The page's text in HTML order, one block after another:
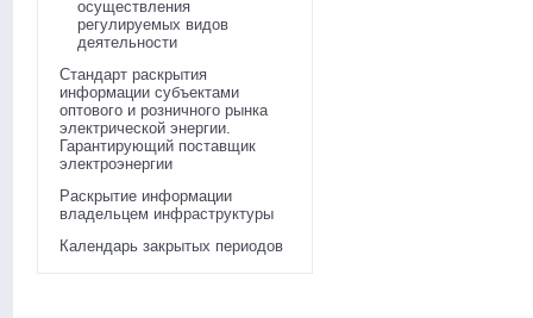
осуществления
регулируемых видов
деятельности
Стандарт раскрытия
информации субъектами
оптового и розничного рынка
электрической энергии.
Гарантирующий поставщик
электроэнергии
Раскрытие информации
владельцем инфраструктуры
Календарь закрытых периодов